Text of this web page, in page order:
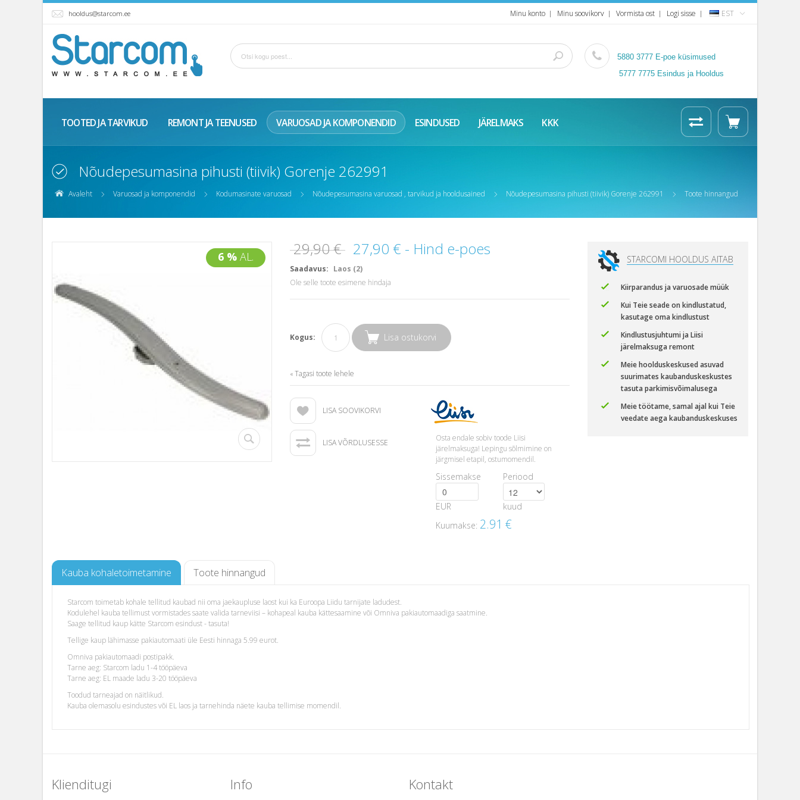
hooldus@starcom.ee Minu konto Minu soovikorv Vormista ost Logi sisse EST
5880 3777 E-poe küsimused
5777 7775 Esindus ja Hooldus
TOOTED JA TARVIKUD REMONT JA TEENUSED VARUOSAD JA KOMPONENDID ESINDUSED JÄRELMAKS KKK
Nõudepesumasina pihusti (tiivik) Gorenje 262991
Avaleht Varuosad ja komponendid Kodumasinate varuosad Nõudepesumasina varuosad , tarvikud ja hooldusained Nõudepesumasina pihusti (tiivik) Gorenje 262991 Toote hinnangud
6 % AL. 29,90 € 27,90 € - Hind e-poes
Saadavus: Laos (2)
Ole selle toote esimene hindaja
Kogus: Lisa ostukorvi
« Tagasi toote lehele
LISA SOOVIKORVI
LISA VÕRDLUSESSE
Osta endale sobiv toode Liisi
järelmaksuga! Lepingu sõlmimine on
järgmisel etapil, ostumomendil.
Sissemakse
EUR
Periood
kuud
Kuumakse: 2.91 €
STARCOMI HOOLDUS AITAB
Kiirparandus ja varuosade müük
Kui Teie seade on kindlustatud,
kasutage oma kindlustust
Kindlustusjuhtumi ja Liisi
järelmaksuga remont
Meie hoolduskeskused asuvad
suurimates kaubanduskeskustes
tasuta parkimisvõimalusega
Meie töötame, samal ajal kui Teie
veedate aega kaubanduskeskuses
Kauba kohaletoimetamine Toote hinnangud
Starcom toimetab kohale tellitud kaubad nii oma jaekaupluse laost kui ka Euroopa Liidu tarnijate ladudest.
Kodulehel kauba tellimust vormistades saate valida tarneviisi – kohapeal kauba kättesaamine või Omniva pakiautomaadiga saatmine.
Saage tellitud kaup kätte Starcom esindust - tasuta!
Tellige kaup lähimasse pakiautomaati üle Eesti hinnaga 5.99 eurot.
Omniva pakiautomaadi postipakk.
Tarne aeg: Starcom ladu 1-4 tööpäeva
Tarne aeg: EL maade ladu 3-20 tööpäeva
Toodud tarneajad on näitlikud.
Kauba olemasolu esindustes või EL laos ja tarnehinda näete kauba tellimise momendil.
Klienditugi Info Kontakt